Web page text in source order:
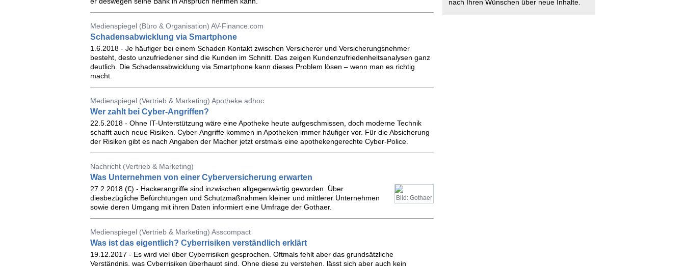
Medienspiegel (Büro & Organisation) AV-Finance.com
Schadensabwicklung via Smartphone
1.6.2018 - Je häufiger bei einem Schaden Kontakt zwischen ­Versicherer und Versicherungsnehmer
besteht, desto unzufriedener sind die Kunden im Schnitt. Das zeigen Kundenzufriedenheitsanalysen ganz
deutlich. Die Schadens­abwicklung via Smartphone kann dieses Problem lösen – wenn man es richtig
macht.
Medienspiegel (Vertrieb & Marketing) Apotheke adhoc
Wer zahlt bei Cyber-Angriffen?
22.5.2018 - Ohne IT-Unterstützung wäre eine Apotheke heute aufgeschmissen, doch moderne Technik
schafft auch neue Risiken. Cyber-Angriffe kommen in Apotheken immer häufiger vor. Für die Absicherung
der Risiken gibt es nach Angaben der Macher jetzt erstmals eine apothekengerechte Cyber-Police.
Nachricht (Vertrieb & Marketing)
Was Unternehmen von einer Cyberversicherung erwarten
Bild: Gothaer
27.2.2018 (€) - Hackerangriffe sind inzwischen allgegenwärtig geworden. Über
diesbezügliche Befürchtungen und Schutzmaßnahmen kleiner und mittlerer Unternehmen
sowie deren Umgang mit ihren Daten informiert eine Umfrage der Gothaer.
Medienspiegel (Vertrieb & Marketing) Asscompact
Was ist das eigentlich? Cyberrisiken verständlich erklärt
19.12.2017 - Es wird viel über Cyberrisiken gesprochen. Oftmals fehlt aber das grundsätzliche
Verständnis, was Cyberrisiken überhaupt sind. Ohne diese zu verstehen, lässt sich aber auch kein
nach Ihren Wünschen über neue Inhalte.